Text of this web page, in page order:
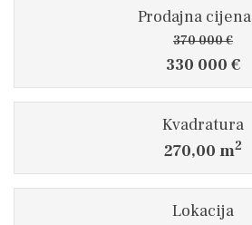
Prodajna cijena
370 000 €
330 000 €
Kvadratura
270,00 m2
Lokacija